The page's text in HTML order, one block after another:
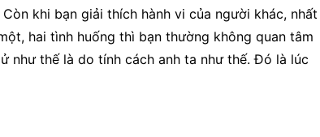
khi bạn giải thích hành vi của người khác, nhất
hai tình huống thì bạn thường không quan tâm
như thế là do tính cách anh ta như thế. Đó là lúc